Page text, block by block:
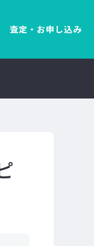
査定・お申し込み